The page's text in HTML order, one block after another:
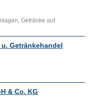
Links
Getränke auf
Getränkehandel
& Co. KG